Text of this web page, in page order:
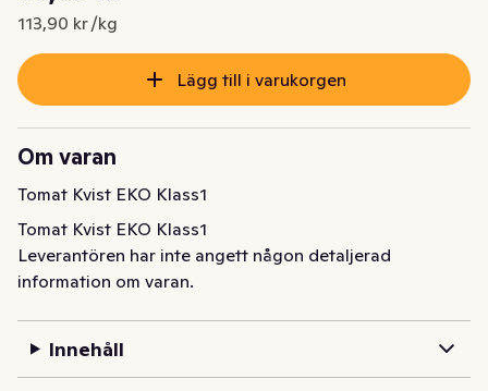
Nuvarande pris är: 56,95 kr
113,90 kr /kg
Lägg till i varukorgen
Om varan
Tomat Kvist EKO Klass1
Tomat Kvist EKO Klass1
Leverantören har inte angett någon detaljerad
information om varan.
Innehåll